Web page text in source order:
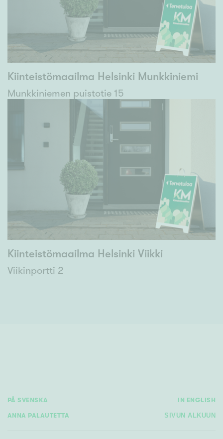
Kiinteistömaailma Helsinki Munkkiniemi
Munkkiniemen puistotie 15
Kiinteistömaailma Helsinki Viikki
Viikinportti 2
PÅ SVENSKA IN ENGLISH
ANNA PALAUTETTA SIVUN ALKUUN